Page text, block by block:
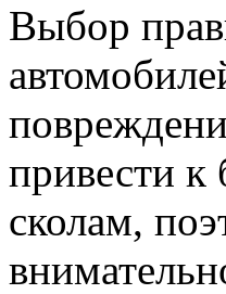
Выбор
привести к
сколам,